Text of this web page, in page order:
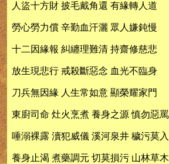
人盜十方財 披毛戴角還 有緣轉人道
勞心勞力償 辛勤血汗灑 眾人嫌鈍慢
十二因緣報 糾纏理難清 持齋修慈悲
放生現悲行 戒殺斷惡念 血光不臨身
刀兵無因緣 人生常如意 顯榮耀家門
東廚司命 灶火烹煮 養身之源 慎勿惡罵
唾溺裸露 瀆犯威儀 溪河泉井 穢污莫入
養身止渴 煮藥調元 切莫損污 山林草木